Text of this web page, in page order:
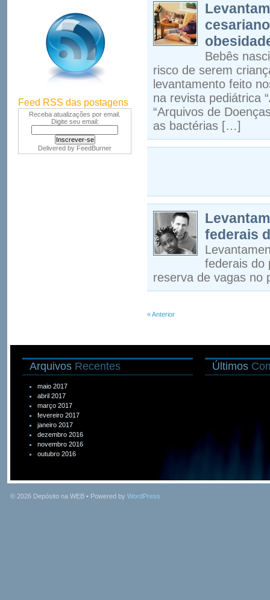
Feed RSS das postagens
Receba atualizações por email.
Digite seu email:
Delivered by FeedBurner
Bebês
risco de serem
levantamento feito
na revista pediátrica
“Arquivos de
as bactérias […]
federais
federais do
reserva de vagas no
« Anterior
Arquivos Recentes
maio 2017
abril 2017
março 2017
fevereiro 2017
janeiro 2017
dezembro 2016
novembro 2016
outubro 2016
Últimos
© 2026 Depósito na WEB • Powered by WordPress